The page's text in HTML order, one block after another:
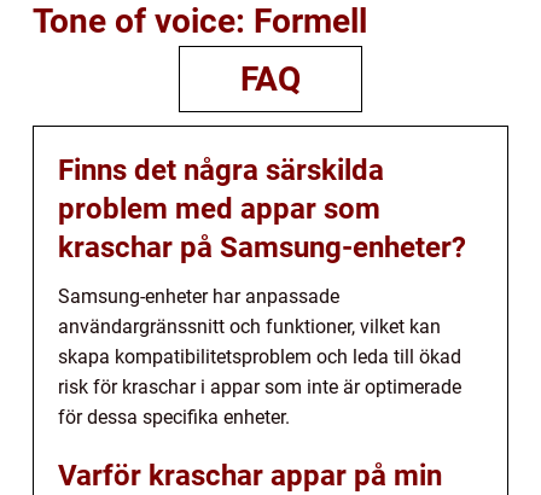
Tone of voice: Formell
FAQ
Finns det några särskilda
problem med appar som
kraschar på Samsung-enheter?
Samsung-enheter har anpassade
användargränssnitt och funktioner, vilket kan
skapa kompatibilitetsproblem och leda till ökad
risk för kraschar i appar som inte är optimerade
för dessa specifika enheter.
Varför kraschar appar på min